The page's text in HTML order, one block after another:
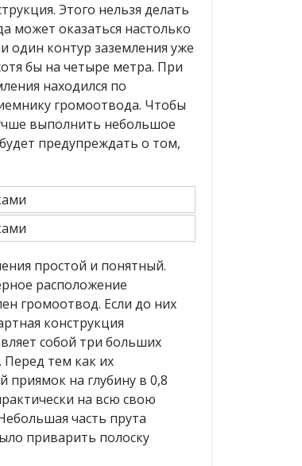
Этого нельзя делать
может оказаться настолько
один контур заземления уже
бы на четыре метра. При
находился по
громоотвода. Чтобы
выполнить небольшое
предупреждать о том,
простой и понятный.
расположение
громоотвод. Если до них
конструкция
собой три больших
тем как их
на глубину в 0,8
на всю свою
часть прута
приварить полоску